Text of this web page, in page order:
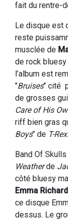
fait du rentre-
Le disque est
reste
musclée de
de rock
l’album est
"Bruises" cité
de grosses
Care of His
riff bien gras
Boys" de T-Rex.
Band Of
Weatherde
côté bluesy
Emma
ce disque
dessus. Le